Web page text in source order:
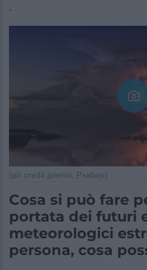
.
(ph credit jplenio, Pxabay)
Cosa si può fare
portata dei futuri
meteorologici
persona, cosa